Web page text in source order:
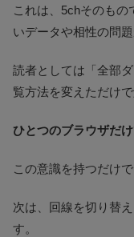
これは、5chそのも
いデータや相性の問
読者としては「全部
覧方法を変えただけ
ひとつのブラウザだけ
この意識を持つだけ
次は、回線を切り替
す。